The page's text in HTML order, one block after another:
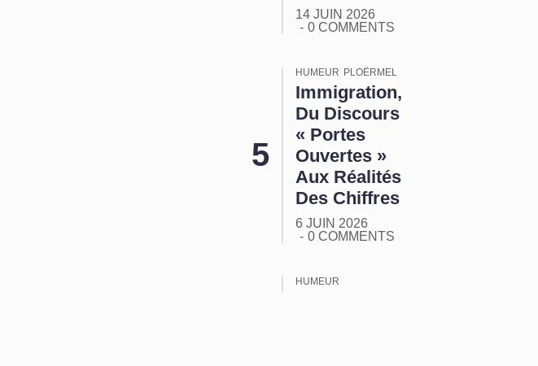
14 JUIN 2026
0 COMMENTS
HUMEUR PLOËRMEL
Immigration,
Du Discours
« Portes
Ouvertes »
Aux Réalités
Des Chiffres
6 JUIN 2026
0 COMMENTS
HUMEUR